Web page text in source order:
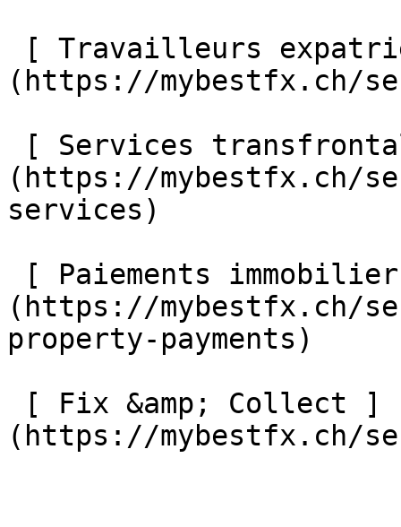
(https://mybestfx.ch/
(https://mybestfx.ch/
services)
(https://mybestfx.ch/
property-payments)
(https://mybestfx.ch/